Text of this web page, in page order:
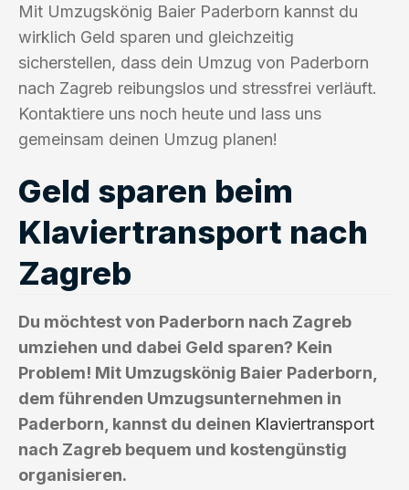
Mit Umzugskönig Baier Paderborn kannst du
wirklich Geld sparen und gleichzeitig
sicherstellen, dass dein Umzug von Paderborn
nach Zagreb reibungslos und stressfrei verläuft.
Kontaktiere uns noch heute und lass uns
gemeinsam deinen Umzug planen!
Geld sparen beim
Klaviertransport nach
Zagreb
Du möchtest von Paderborn nach Zagreb
umziehen und dabei Geld sparen? Kein
Problem! Mit Umzugskönig Baier Paderborn,
dem führenden Umzugsunternehmen in
Paderborn, kannst du deinen Klaviertransport
nach Zagreb bequem und kostengünstig
organisieren.